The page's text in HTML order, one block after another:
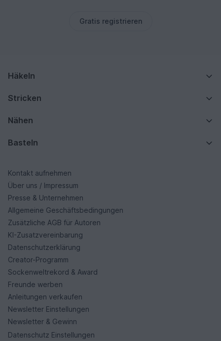
Gratis registrieren
Häkeln
Stricken
Nähen
Basteln
Kontakt aufnehmen
Über uns / Impressum
Presse & Unternehmen
Allgemeine Geschäftsbedingungen
Zusätzliche AGB für Autoren
KI-Zusatzvereinbarung
Datenschutzerklärung
Creator-Programm
Sockenweltrekord & Award
Freunde werben
Anleitungen verkaufen
Newsletter Einstellungen
Newsletter & Gewinn
Datenschutz Einstellungen